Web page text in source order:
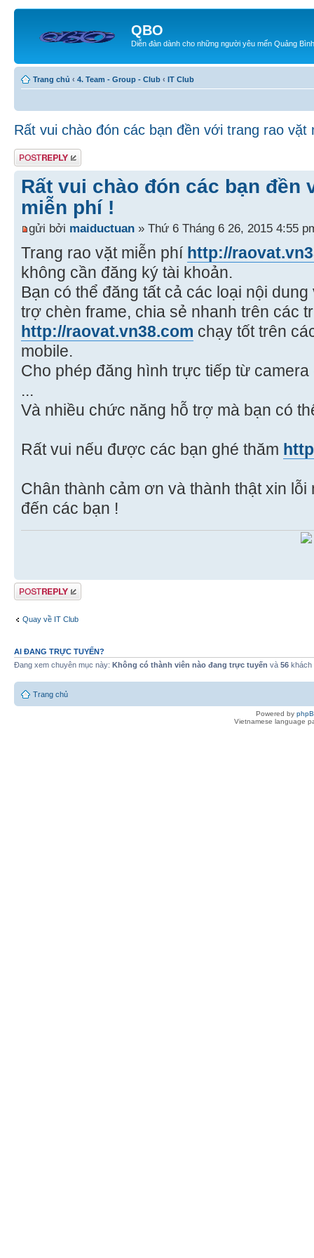
QBO
Diễn đàn dành cho những người yêu mến Quảng Bình
Trang chủ ‹ 4. Team - Group - Club ‹ IT Club
Rất vui chào đón các bạn đền với trang rao vặt
Gửi bài trả lời
Rất vui chào đón các bạn đền
miễn phí !
gửi bởi maiductuan » Thứ 6 Tháng 6 26, 2015 4:55
Trang rao vặt miễn phí http://
không cần đăng ký tài khoản.
Bạn có thể đăng tất cả các loại nội
trợ chèn frame, chia sẻ nhanh trên các
http://raovat.vn38.com chạy tốt trên
mobile.
Cho phép đăng hình trực tiếp từ
...
Và nhiều chức năng hỗ trợ mà bạn có
Rất vui nếu được các bạn ghé thăm
Chân thành cảm ơn và thành thật xin
đến các bạn !
Gửi bài trả lời
Quay về IT Club
AI ĐANG TRỰC TUYẾN?
Đang xem chuyên mục này: Không có thành viên nào đang trực tuyến và 56 khách
Trang chủ
Powered by
Vietnamese language